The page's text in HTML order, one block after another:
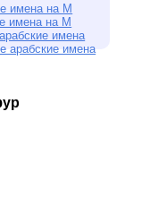
имена на М
имена на М
имена
арабские имена